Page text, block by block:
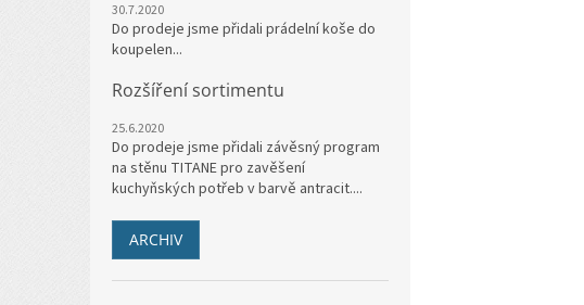
30.7.2020
Do prodeje jsme přidali prádelní koše do
koupelen...
Rozšíření sortimentu
25.6.2020
Do prodeje jsme přidali závěsný program
na stěnu TITANE pro zavěšení
kuchyňských potřeb v barvě antracit....
ARCHIV